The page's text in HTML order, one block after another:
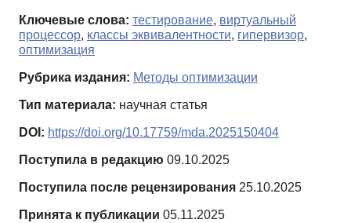
Ключевые слова: тестирование, виртуальный
процессор, классы эквивалентности, гипервизор,
оптимизация
Рубрика издания: Методы оптимизации
Тип материала: научная статья
DOI: https://doi.org/10.17759/mda.2025150404
Поступила в редакцию 09.10.2025
Поступила после рецензирования 25.10.2025
Принята к публикации 05.11.2025